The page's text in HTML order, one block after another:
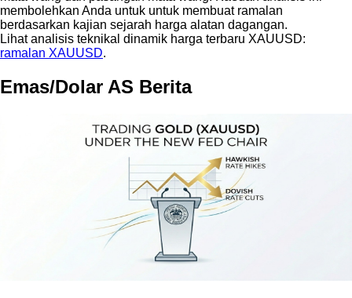
membolehkan Anda untuk untuk membuat ramalan
berdasarkan kajian sejarah harga alatan dagangan.
Lihat analisis teknikal dinamik harga terbaru XAUUSD:
ramalan XAUUSD.
Emas/Dolar AS Berita